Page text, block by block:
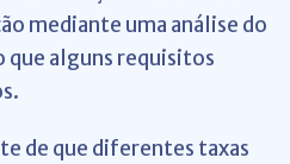
mediante uma análise do
que alguns requisitos
de que diferentes taxas